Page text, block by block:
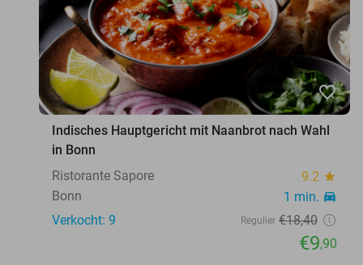
favorite_border
Indisches Hauptgericht mit Naanbrot nach Wahl
in Bonn
Ristorante Sapore
9.2 star
Bonn 1 min. directions_car
Verkocht: 9 Regulier €18,40
€9,90